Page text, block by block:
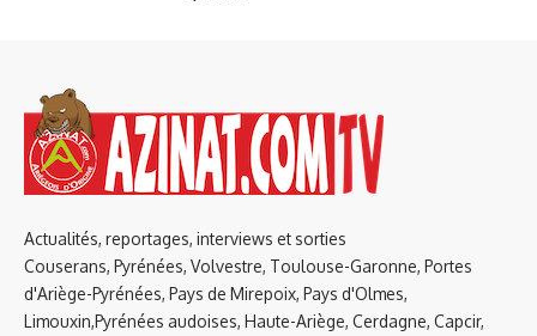
Actualités, reportages, interviews et sorties
Couserans, Pyrénées, Volvestre, Toulouse-Garonne, Portes
d'Ariège-Pyrénées, Pays de Mirepoix, Pays d'Olmes,
Limouxin,Pyrénées audoises, Haute-Ariège, Cerdagne, Capcir,